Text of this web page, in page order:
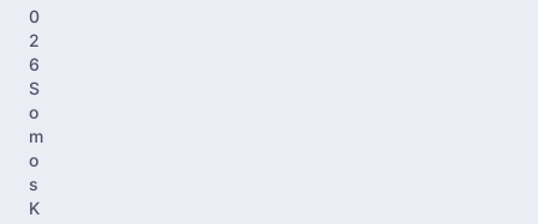
0
2
6
S
o
m
o
s
K